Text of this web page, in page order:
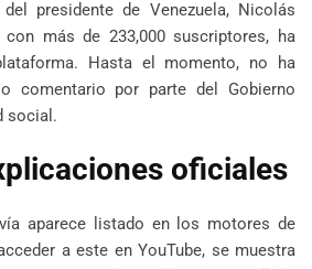
del presidente de Venezuela, Nicolás
más de 233,000 suscriptores, ha
Hasta el momento, no ha
comentario por parte del Gobierno
social.
oficiales
aparece listado en los motores de
a este en YouTube, se muestra